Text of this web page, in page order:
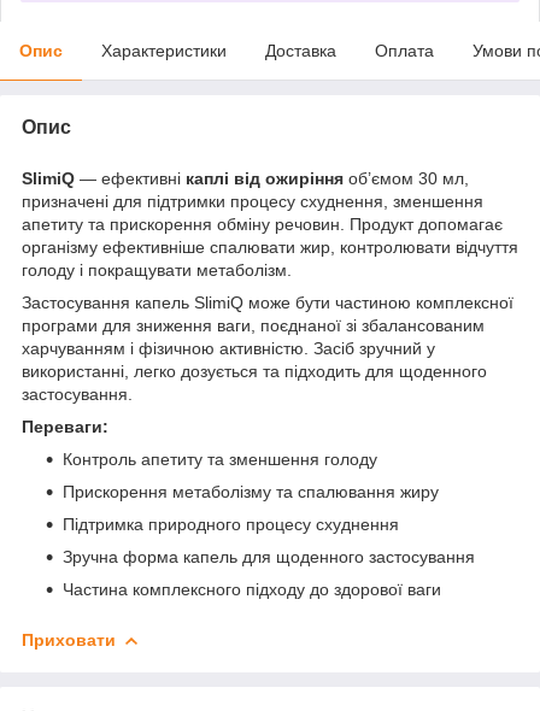
Опис Характеристики Доставка Оплата Умови
Опис
SlimiQ — ефективні каплі від ожиріння об’ємом 30 мл,
призначені для підтримки процесу схуднення, зменшення
апетиту та прискорення обміну речовин. Продукт допомагає
організму ефективніше спалювати жир, контролювати відчуття
голоду і покращувати метаболізм.
Застосування капель SlimiQ може бути частиною комплексної
програми для зниження ваги, поєднаної зі збалансованим
харчуванням і фізичною активністю. Засіб зручний у
використанні, легко дозується та підходить для щоденного
застосування.
Переваги:
Контроль апетиту та зменшення голоду
Прискорення метаболізму та спалювання жиру
Підтримка природного процесу схуднення
Зручна форма капель для щоденного застосування
Частина комплексного підходу до здорової ваги
Приховати